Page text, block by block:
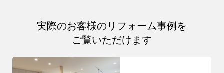
実際のお客様のリフォーム事例を
ご覧いただけます